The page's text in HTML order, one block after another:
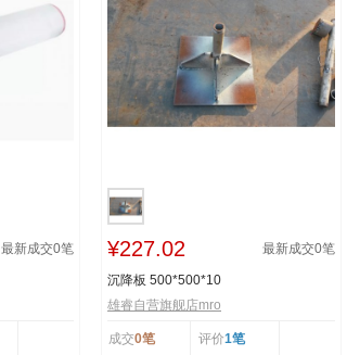
最新成交0笔 ¥227.02 最新成交0笔
沉降板 500*500*10
雄睿自营旗舰店mro
成交0笔 评价1笔